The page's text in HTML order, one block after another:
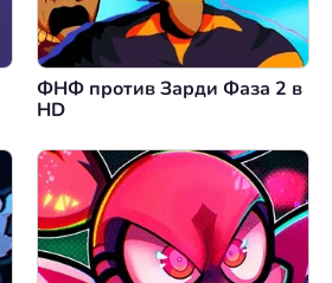
ФНФ против Зарди Фаза 2 в
HD